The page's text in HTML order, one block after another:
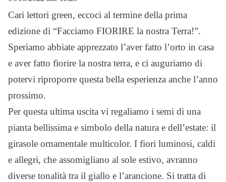
Cari lettori green, eccoci al termine della prima
edizione di “Facciamo FIORIRE la nostra Terra!”.
Speriamo abbiate apprezzato l’aver fatto l’orto in casa
e aver fatto fiorire la nostra terra, e ci auguriamo di
potervi riproporre questa bella esperienza anche l’anno
prossimo.
Per questa ultima uscita vi regaliamo i semi di una
pianta bellissima e simbolo della natura e dell’estate: il
girasole ornamentale multicolor. I fiori luminosi, caldi
e allegri, che assomigliano al sole estivo, avranno
diverse tonalità tra il giallo e l’arancione. Si tratta di